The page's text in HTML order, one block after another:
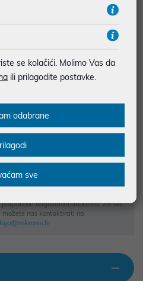
IZNAD 66,36€
u dobroj namjeri. Mikronis d.o.o. ne
nastale u opisu proizvoda, greške
odgovarati artiklima. Za sve
možete nas kontaktirati na
se kolačići. Molimo Vas da
ili prilagodite postavke.
odabrane
sve